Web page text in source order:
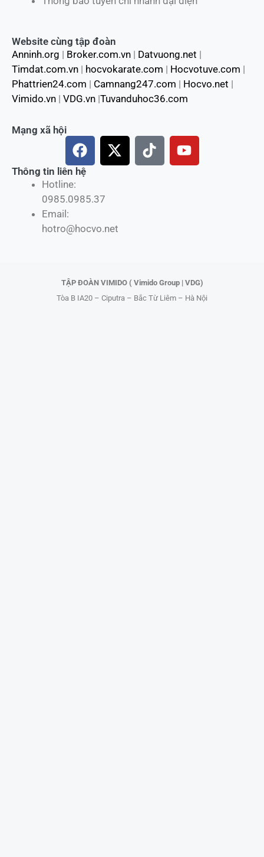
Website cùng tập đoàn
Anninh.org | Broker.com.vn | Datvuong.net |
Timdat.com.vn | hocvokarate.com | Hocvotuve.com |
Phattrien24.com | Camnang247.com | Hocvo.net |
Vimido.vn | VDG.vn |Tuvanduhoc36.com
Hotline:
0985.0985.37
Email:
hotro@hocvo.net
Mạng xã hội
F
a
c
b
o
X
-
t
T
i
Y
o
Thông tin liên hệ
TẬP ĐOÀN VIMIDO ( Vimido Group | VDG)
Tòa B IA20 – Ciputra – Bắc Từ Liêm – Hà Nội